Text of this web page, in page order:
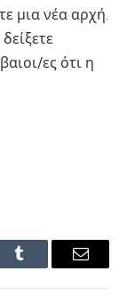
μια νέα αρχή.
ες ότι η
Tumblr Email